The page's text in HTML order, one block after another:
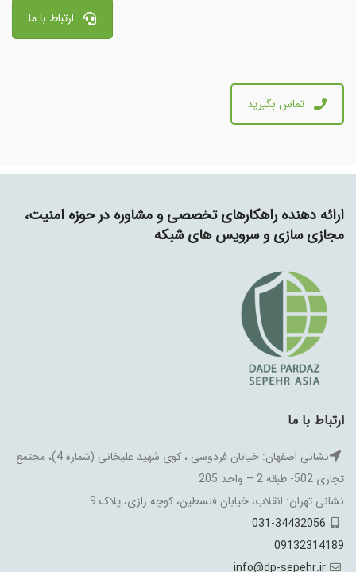
ارتباط با ما
تماس بگیرید
ارائه دهنده راهکارهای تخصصی و مشاوره در حوزه امنیت،
مجازی سازی و سرویس های شبکه
ارتباط با ما
نشانی اصفهان: خیابان فردوسی ، کوی شهید علیخانی (شماره 4)، مجتمع
تجاری 502- طبقه 2 – واحد 205
نشانی تهران: انقلاب، خیابان فلسطین، کوچه رازی، پلاک 9
031-34432056
09132314189
info@dp-sepehr.ir